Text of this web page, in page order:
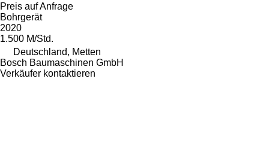
Preis auf Anfrage
Bohrgerät
2020
1.500 M/Std.
Deutschland, Metten
Bosch Baumaschinen GmbH
Verkäufer kontaktieren